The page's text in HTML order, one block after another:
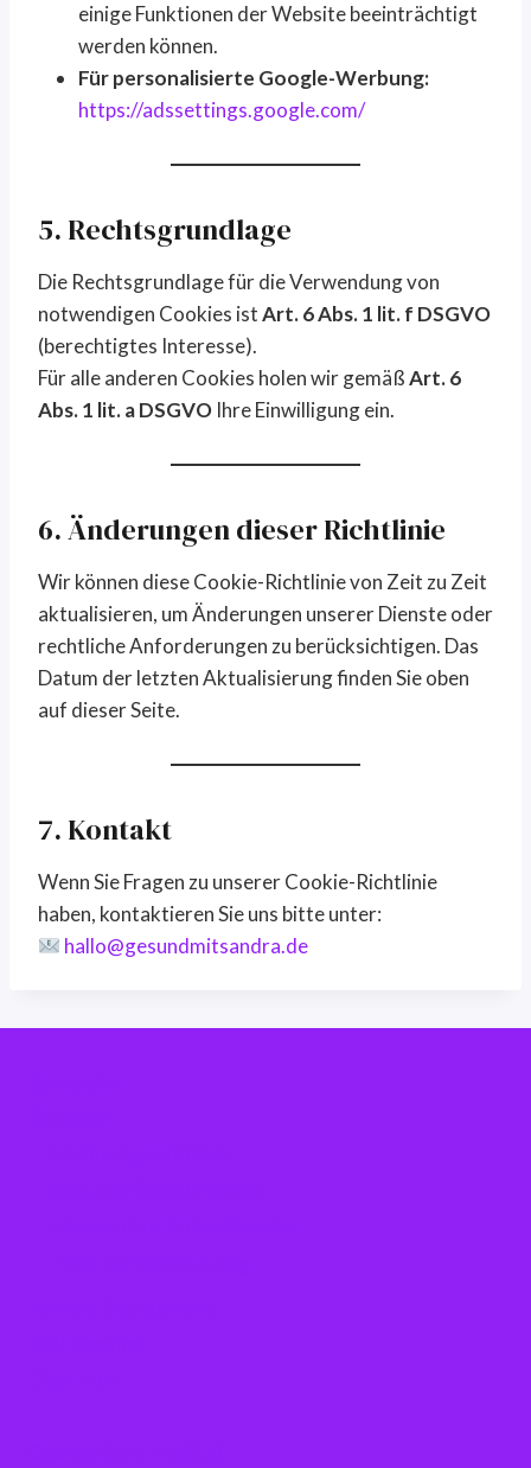
einige Funktionen der Website beeinträchtigt
werden können.
Für personalisierte Google-Werbung:
https://adssettings.google.com/
5. Rechtsgrundlage
Die Rechtsgrundlage für die Verwendung von
notwendigen Cookies istArt. 6 Abs. 1 lit. f DSGVO
(berechtigtes Interesse).
Für alle anderen Cookies holen wir gemäßArt. 6
Abs. 1 lit. a DSGVO Ihre Einwilligung ein.
6. Änderungen dieser Richtlinie
Wir können diese Cookie-Richtlinie von Zeit zu Zeit
aktualisieren, um Änderungen unserer Dienste oder
rechtliche Anforderungen zu berücksichtigen. Das
Datum der letzten Aktualisierung finden Sie oben
auf dieser Seite.
7. Kontakt
Wenn Sie Fragen zu unserer Cookie-Richtlinie
haben, kontaktieren Sie uns bitte unter:
hallo@gesundmitsandra.de